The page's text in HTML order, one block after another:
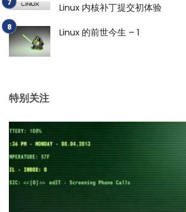
Linux 内核补丁提交初体验
Linux 的前世今生 – 1
特别关注